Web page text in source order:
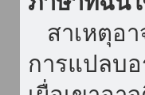
สาเหตุอา
การแปลบ